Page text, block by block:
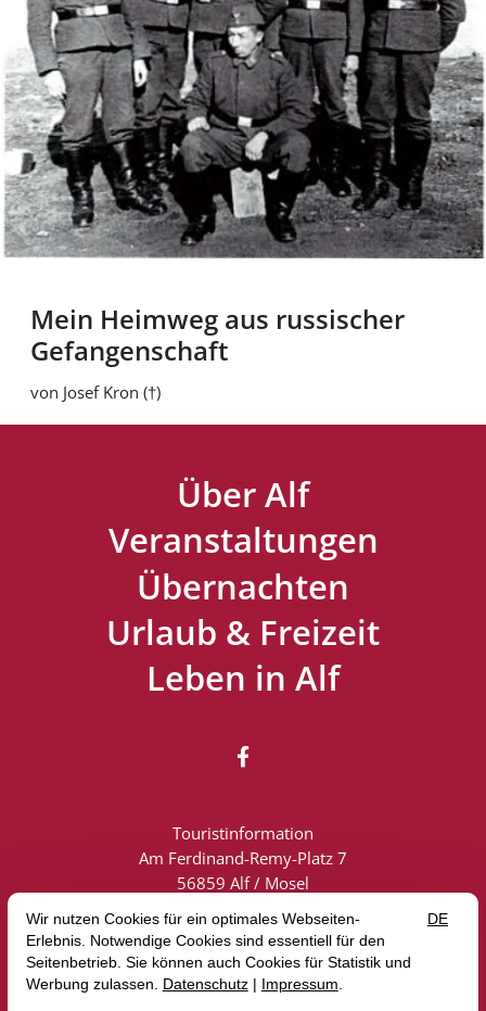
Mein Heimweg aus russischer
Gefangenschaft
von Josef Kron (†)
Über Alf
Veranstaltungen
Übernachten
Urlaub & Freizeit
Leben in Alf

Touristinformation
Am Ferdinand-Remy-Platz 7
56859 Alf / Mosel
info@alf-mosel.de
Vertrag widerrufenImpressumDatenschutz